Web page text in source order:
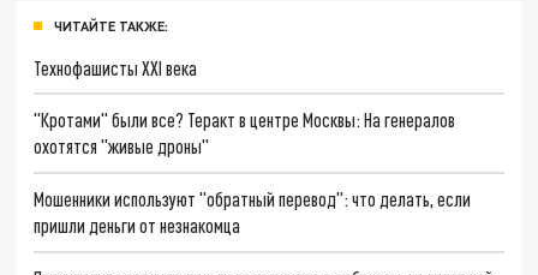
ЧИТАЙТЕ ТАКЖЕ:
Технофашисты XXI века
"Кротами" были все? Теракт в центре Москвы: На генералов
охотятся "живые дроны"
Мошенники используют "обратный перевод": что делать, если
пришли деньги от незнакомца